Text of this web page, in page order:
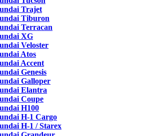
Trajet
Tiburon
Terracan
XG
Veloster
Atos
Accent
Genesis
Galloper
Elantra
Coupe
H100
H-1 Cargo
H-1 / Starex